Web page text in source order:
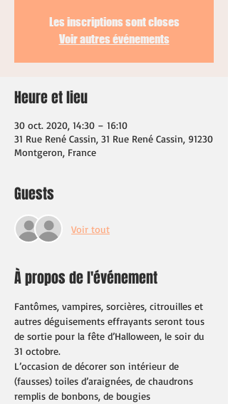
Les inscriptions sont closes
Voir autres événements
Heure et lieu
30 oct. 2020, 14:30 – 16:10
31 Rue René Cassin, 31 Rue René Cassin, 91230
Montgeron, France
Guests
Voir tout
À propos de l'événement
Fantômes, vampires, sorcières, citrouilles et
autres déguisements effrayants seront tous
de sortie pour la fête d’Halloween, le soir du
31 octobre.
L’occasion de décorer son intérieur de
(fausses) toiles d’araignées, de chaudrons
remplis de bonbons, de bougies